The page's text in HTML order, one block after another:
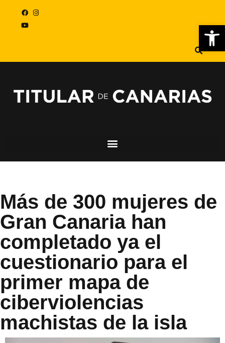
Más de 300 mujeres de
Gran Canaria han
completado ya el
cuestionario para el
primer mapa de
ciberviolencias
machistas de la isla